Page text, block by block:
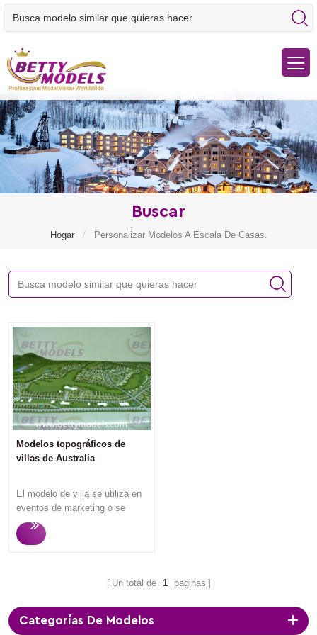
Buscar
Hogar / Personalizar Modelos A Escala De Casas.
Modelos topográficos de
villas de Australia
El modelo de villa se utiliza en
eventos de marketing o se
exhibe en la oficina de ventas
de bienes raíces para atraer a
los espectadores pueden
una vez que miran los modelos
de villa. Betty Models se centra
Un total de 1 paginas
Categorías De Modelos